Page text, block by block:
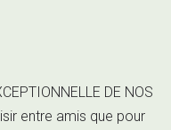
DE NOS
entre amis que pour